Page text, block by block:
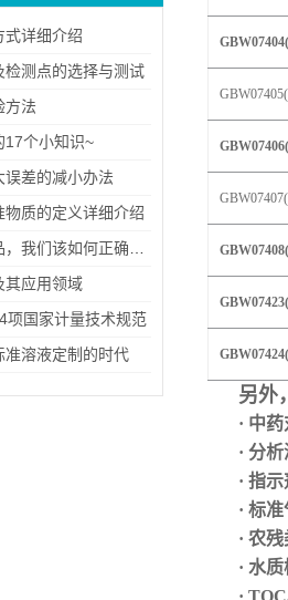
式详细介绍
检测点的选择与测试
方法
17个小知识~
误差的减小办法
质的定义详细介绍
其应用领域
项国家计量技术规范
准溶液定制的时代
另外
· 中
· 分
· 指
· 标准
· 农
· 水
·